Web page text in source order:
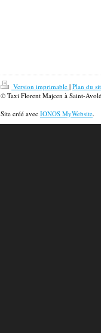
Version imprimable | Plan du
© Taxi Florent Majcen à Saint-
Site créé avec IONOS MyWebsite.